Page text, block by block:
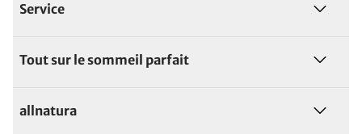
Service
Tout sur le sommeil parfait
allnatura